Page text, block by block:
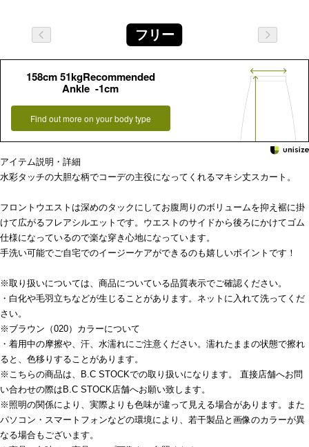
フリー
158cm 51kgRecommended
Ankle -1cm
Find out more on your body type
アイテム説明・詳細
水彩タッチの大胆な柄でコーデの主役になってくれるマキシ丈スカート。
フロントウエストは深めのタックにしてお腹周りのボリュームを抑え裾に掛
けて広がるフレアシルエットです。ウエストのサイドから後ろにかけてゴム
仕様になっているので楽な穿き心地になっています。
手洗い可能でご自宅でのイージーケアができるのも嬉しいポイントです！
※取り扱いについては、商品についている品質表示でご確認ください。
・白化や毛羽立ちなどが生じることがあります。ネットに入れて洗ってくだ
さい。
※ブラウン（020）カラーについて
・着用中の摩擦や、汗、水濡れにご注意ください。濡れたままの状態で擦れ
ると、色移りすることがあります。
※こちらの商品は、B.C STOCKでの取り扱いになります。 直接店舗へお問
い合わせの際はB.C STOCK店舗へお願い致します。
※照明の関係により、実際よりも色味が違って見える場合があります。また
パソコン・スマートフォンなどの環境により、若干製品と画像のカラーが異
なる場合もございます。